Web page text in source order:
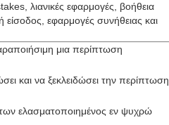
λιανικές εφαρμογές, βοήθεια
εφαρμογές συνήθειας και
μια περίπτωση
και να ξεκλειδώσει την περίπτωση
ελασματοποιημένος εν ψυχρώ